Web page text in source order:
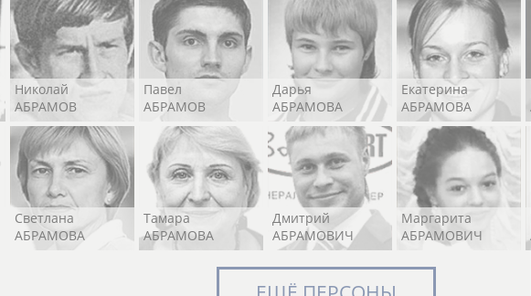
Николай
АБРАМОВ
Павел
АБРАМОВ
Дарья
АБРАМОВА
Екатерина
АБРАМОВА
Светлана
АБРАМОВА
Тамара
АБРАМОВА
Дмитрий
АБРАМОВИЧ
Маргарита
АБРАМОВИЧ